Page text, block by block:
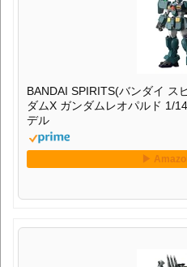
BANDAI SPIRITS(バンダイ ス
ダムX ガンダムレオパルド 1/
デル